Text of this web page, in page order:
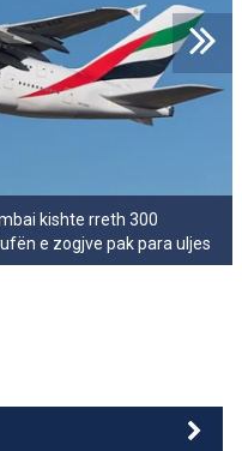
kishte rreth 300
e zogjve pak para uljes